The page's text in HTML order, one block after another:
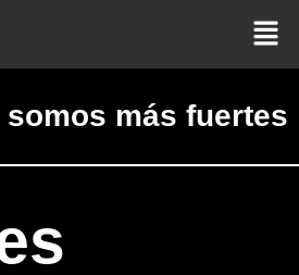
somos más fuertes